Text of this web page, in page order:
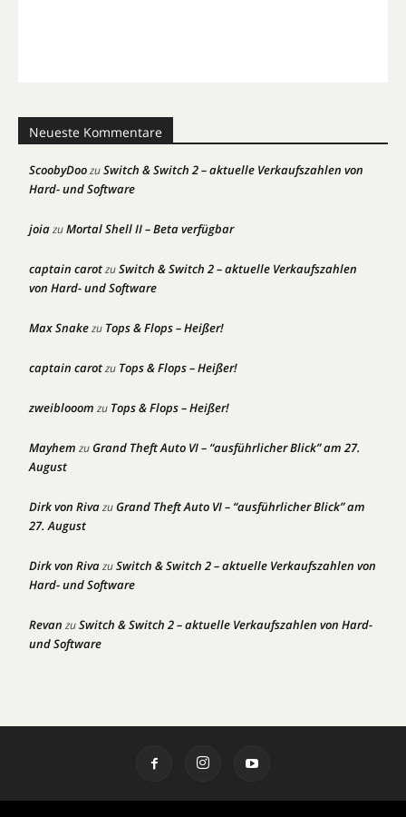
Neueste Kommentare
ScoobyDoozuSwitch & Switch 2 – aktuelle Verkaufszahlen von
Hard- und Software
joiazuMortal Shell II – Beta verfügbar
captain carotzuSwitch & Switch 2 – aktuelle Verkaufszahlen
von Hard- und Software
Max Snakezu Tops & Flops – Heißer!
captain carotzu Tops & Flops – Heißer!
zweiblooom zu Tops & Flops – Heißer!
Mayhem zuGrand Theft Auto VI – “ausführlicher Blick” am 27.
August
Dirk von RivazuGrand Theft Auto VI – “ausführlicher Blick” am
27. August
Dirk von RivazuSwitch & Switch 2 – aktuelle Verkaufszahlen von
Hard- und Software
Revan zuSwitch & Switch 2 – aktuelle Verkaufszahlen von Hard-
und Software